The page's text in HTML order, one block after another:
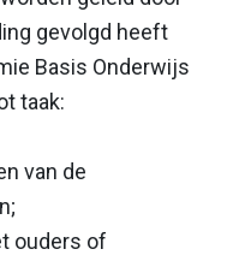
gevolgd heeft
Basis Onderwijs
taak:
van de
ouders of